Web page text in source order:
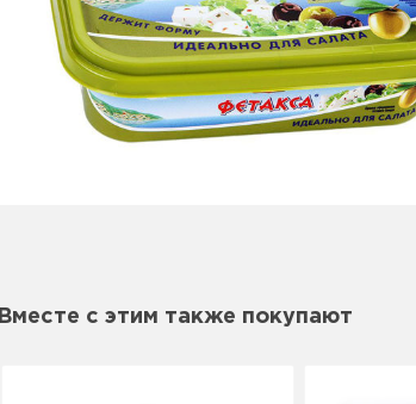
Вместе с этим также покупают